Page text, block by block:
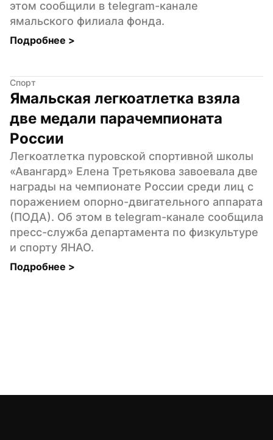
этом сообщили в telegram-канале
ямальского филиала фонда.
Подробнее >
Спорт
Ямальская легкоатлетка взяла
две медали парачемпионата
России
Легкоатлетка пуровской спортивной школы
«Авангард» Елена Третьякова завоевала две
награды на чемпионате России среди лиц с
поражением опорно-двигательного аппарата
(ПОДА). Об этом в telegram-канале сообщила
пресс-служба департамента по физкультуре
и спорту ЯНАО.
Подробнее >